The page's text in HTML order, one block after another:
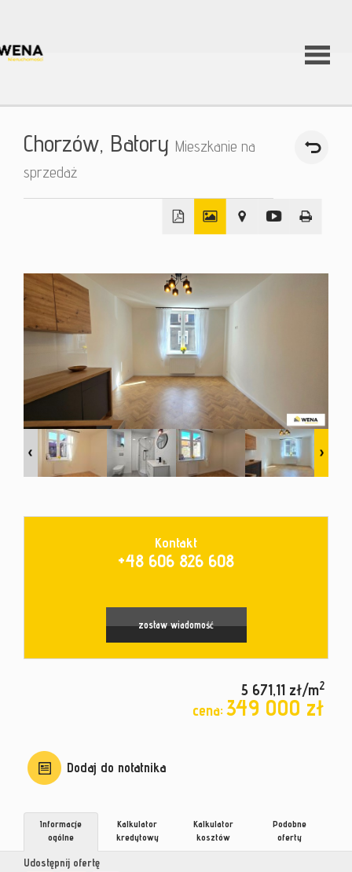
strona
oferty
Nowe
Chorzów, Batory Mieszkanie na
sprzedaż
−
Leaflet |© MapTiler
Kontakt
+48 606 826 608
zostaw wiadomość
5 671,11 zł/m2
cena: 349 000 zł
Dodaj do notatnika
Udostępnij ofertę
Informacje
ogólne
Kalkulator
kredytowy
Kalkulator
kosztów
Podobne
oferty